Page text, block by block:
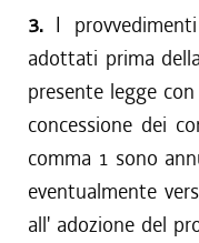
3. I
adottati prima
presente legge
concessione dei
comma 1 sono
eventualmente
all' adozione del